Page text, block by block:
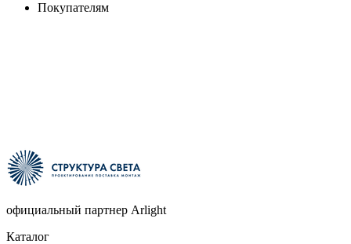
Покупателям
официальный партнер Arlight
Каталог